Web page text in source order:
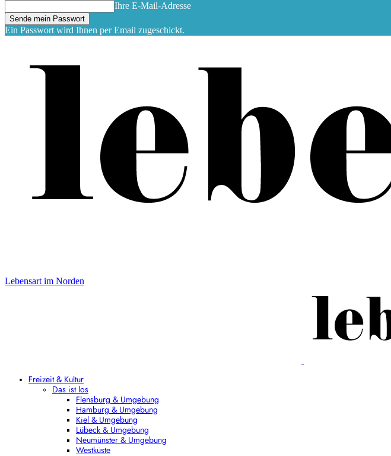
Ihre E-Mail-Adresse
Ein Passwort wird Ihnen per Email zugeschickt.
Lebensart im Norden
Freizeit & Kultur
Das ist los
Flensburg & Umgebung
Hamburg & Umgebung
Kiel & Umgebung
Lübeck & Umgebung
Neumünster & Umgebung
Westküste